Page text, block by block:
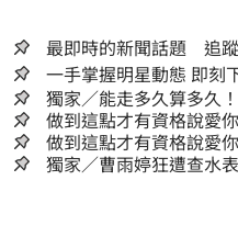
最即時的新聞話題 追
一手掌握
獨家／能走多久算多久
「遺囑進度」曝光
做到這點才有資格說愛你
做到這點才有資格說愛你
獨家／曹雨婷狂遭查水